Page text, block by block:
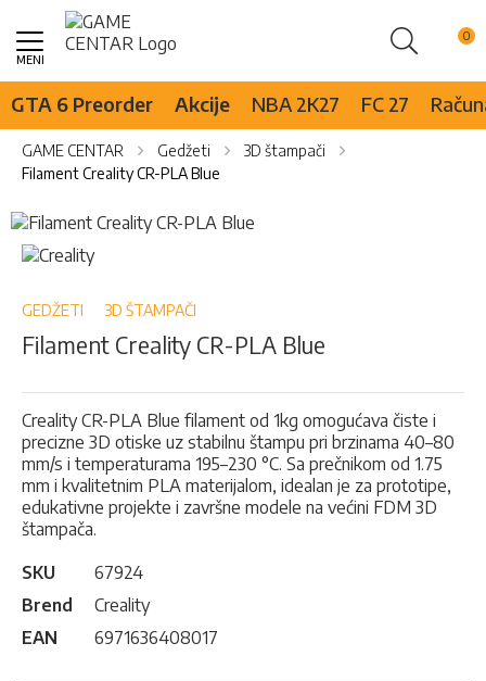
Pretraži
Skip
Content
GTA 6 Preorder Akcije NBA 2K27 FC 27
GAME CENTAR Gedžeti
3D štampači
Filament Creality CR-PLA Blue
Skip
to
the
of
images
Skip
to
beginning
the
gallery
GEDŽETI 3D ŠTAMPAČI
Filament Creality CR-PLA Blue
Creality CR-PLA Blue filament od 1kg omogućava čiste i
precizne 3D otiske uz stabilnu štampu pri brzinama 40–80
mm/s i temperaturama 195–230 °C. Sa prečnikom od 1.75
mm i kvalitetnim PLA materijalom, idealan je za prototipe,
edukativne projekte i završne modele na većini FDM 3D
štampača.
SKU
67924
Brend
Creality
EAN
6971636408017